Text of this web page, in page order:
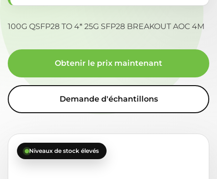
Niveaux de stock élevés
100G QSFP28 TO 4* 25G SFP28 BREAKOUT AOC 4M
Obtenir le prix maintenant
Demande d'échantillons